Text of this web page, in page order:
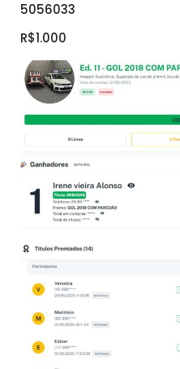
5056033
R$1.000